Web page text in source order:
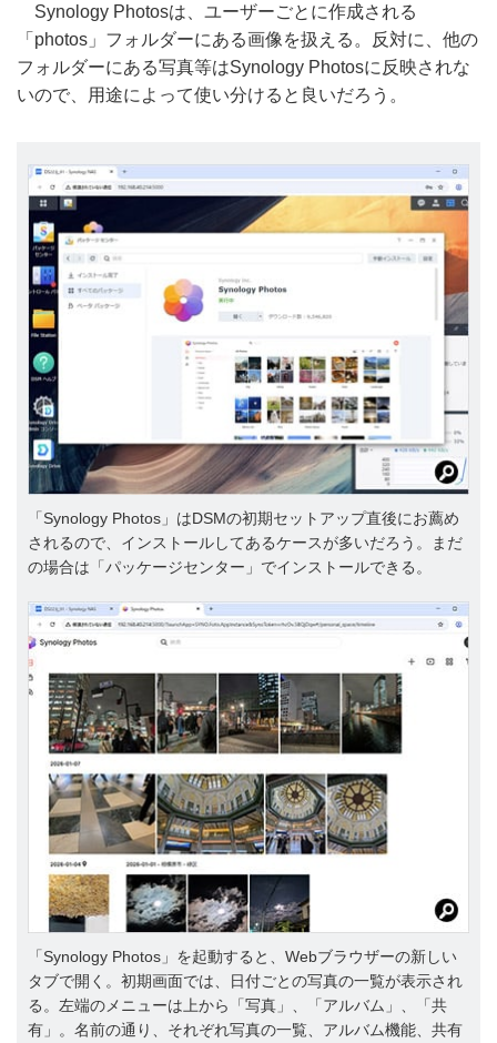
Synology Photosは、ユーザーごとに作成される
「photos」フォルダーにある画像を扱える。反対に、他の
フォルダーにある写真等はSynology Photosに反映されな
いので、用途によって使い分けると良いだろう。
「Synology Photos」はDSMの初期セットアップ直後にお薦め
されるので、インストールしてあるケースが多いだろう。まだ
の場合は「パッケージセンター」でインストールできる。
「Synology Photos」を起動すると、Webブラウザーの新しい
タブで開く。初期画面では、日付ごとの写真の一覧が表示され
る。左端のメニューは上から「写真」、「アルバム」、「共
有」。名前の通り、それぞれ写真の一覧、アルバム機能、共有